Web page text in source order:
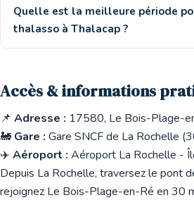
Quelle est la meilleure période
thalasso à Thalacap ?
Accès & informations
📌 Adresse : 17580, Le Bois-Plage-
🚂 Gare : Gare SNCF de La Rochelle
✈️ Aéroport : Aéroport La Rochelle -
Depuis La Rochelle, traversez le pont
rejoignez Le Bois-Plage-en-Ré en 30